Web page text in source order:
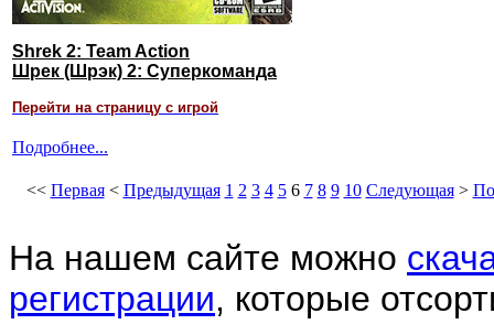
Shrek 2: Team Action
Шрек (Шрэк) 2: Суперкоманда
Перейти на страницу с игрой
Подробнее...
<< Первая< Предыдущая 1 2 3 4 5 6 7 8 9 10 Следующая>
На нашем сайте можно
регистрации, которые